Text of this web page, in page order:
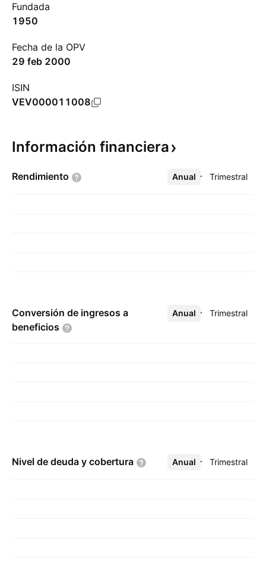
Fundada
1950
Fecha de la OPV
29 feb 2000
ISIN
VEV000011008
Información financiera
Rendimiento Anual Trimestral
Más
Conversión de ingresos a
beneficios
Anual Trimestral
Más
Nivel de deuda y cobertura Anual Trimestral
Más